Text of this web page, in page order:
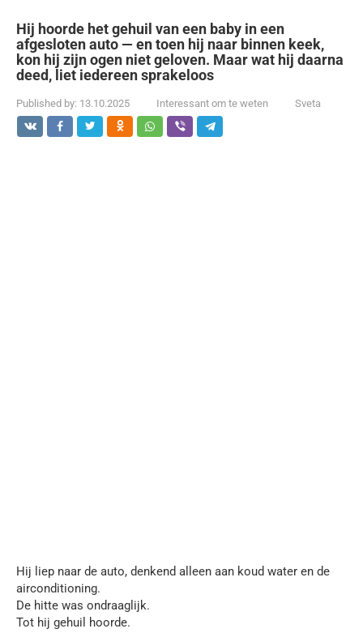
Hij hoorde het gehuil van een baby in een
afgesloten auto — en toen hij naar binnen keek,
kon hij zijn ogen niet geloven. Maar wat hij daarna
deed, liet iedereen sprakeloos
Published by: 13.10.2025 Interessant om te weten Sveta
Hij liep naar de auto, denkend alleen aan koud water en de
airconditioning.
De hitte was ondraaglijk.
Tot hij gehuil hoorde.